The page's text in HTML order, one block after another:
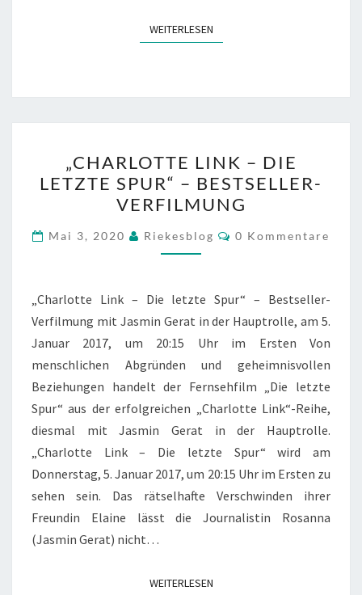
WEITERLESENWEITERLESEN
LINK
–
DIE
LETZTE
SPUR“
BESTSELLER-
VERFILMUNG
„CHARLOTTE LINK – DIE
LETZTE SPUR“ – BESTSELLER-
VERFILMUNG
Mai 3, 2020 Riekesblog Kommentare
0 Kommentare
„Charlotte Link – Die letzte Spur“ – Bestseller-
Verfilmung mit Jasmin Gerat in der Hauptrolle, am 5.
Januar 2017, um 20:15 Uhr im Ersten Von
menschlichen Abgründen und geheimnisvollen
Beziehungen handelt der Fernsehfilm „Die letzte
Spur“ aus der erfolgreichen „Charlotte Link“-Reihe,
diesmal mit Jasmin Gerat in der Hauptrolle.
„Charlotte Link – Die letzte Spur“ wird am
Donnerstag, 5. Januar 2017, um 20:15 Uhr im Ersten zu
sehen sein. Das rätselhafte Verschwinden ihrer
Freundin Elaine lässt die Journalistin Rosanna
(Jasmin Gerat) nicht…
WEITERLESENWEITERLESEN